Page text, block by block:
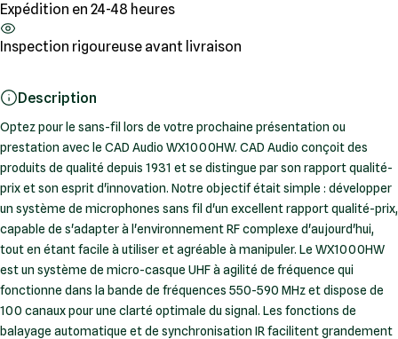
Expédition en 24-48 heures
Inspection rigoureuse avant livraison
Description
Optez pour le sans-fil lors de votre prochaine présentation ou
prestation avec le CAD Audio WX1000HW. CAD Audio conçoit des
produits de qualité depuis 1931 et se distingue par son rapport qualité-
prix et son esprit d'innovation. Notre objectif était simple : développer
un système de microphones sans fil d'un excellent rapport qualité-prix,
capable de s'adapter à l'environnement RF complexe d'aujourd'hui,
tout en étant facile à utiliser et agréable à manipuler. Le WX1000HW
est un système de micro-casque UHF à agilité de fréquence qui
fonctionne dans la bande de fréquences 550-590 MHz et dispose de
100 canaux pour une clarté optimale du signal. Les fonctions de
balayage automatique et de synchronisation IR facilitent grandement